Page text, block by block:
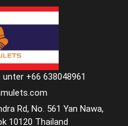
+66 638048961
Rd, No. 561 Yan Nawa,
10120 Thailand